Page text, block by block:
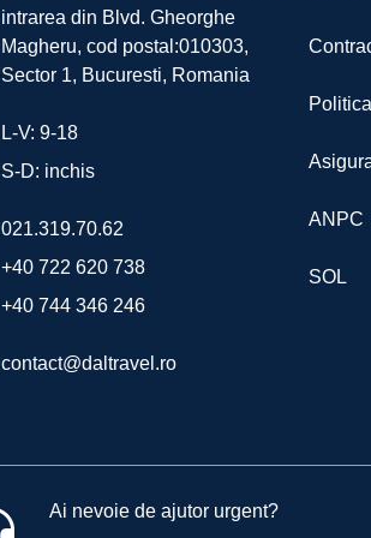
Superior ocean view
Eventual și alte tipuri de cameră în
Tipuri de masa
All Inclusive
Transport Avion CUN-OTP 2027
intrarea din Blvd. Gheorghe
Magheru, cod postal:010303,
Sector 1, Bucuresti, Romania
L-V: 9-18
S-D: inchis
021.319.70.62
+40 722 620 738
+40 744 346 246
contact@daltravel.ro
ANPC
SOL
Ai nevoie de ajutor urgent?